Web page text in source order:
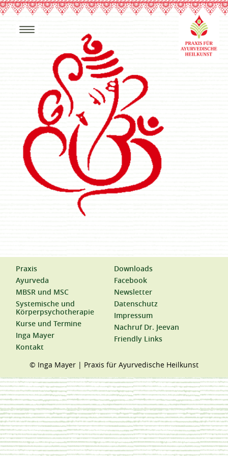
Praxis
Ayurveda
MBSR und MSC
Systemische und
Körperpsychotherapie
Kurse und Termine
Inga Mayer
Kontakt
Downloads
Facebook
Newsletter
Datenschutz
Impressum
Nachruf Dr. Jeevan
Friendly Links
© Inga Mayer | Praxis für Ayurvedische Heilkunst